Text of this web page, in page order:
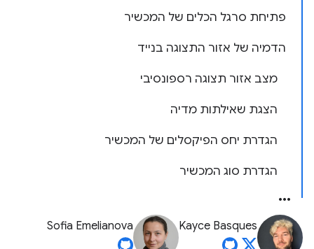
פתיחת סרגל הכלים של המכשיר
הדמיה של אזור התצוגה בנייד
מצב אזור תצוגה רספונסיבי
הצגת שאילתות מדיה
הגדרת יחס הפיקסלים של המכשיר
הגדרת סוג המכשיר
Kayce Basques
Sofia Emelianova